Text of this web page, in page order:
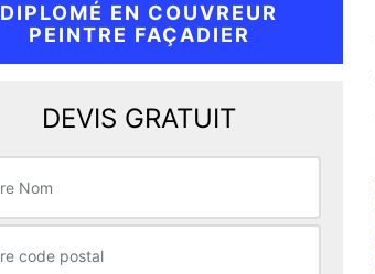
DIPLOMÉ EN COUVREUR
PEINTRE FAÇADIER
DEVIS GRATUIT